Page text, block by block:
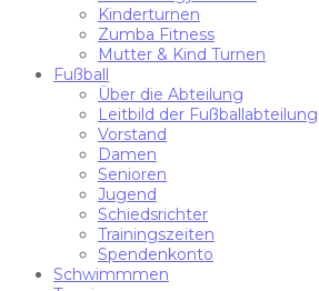
Kinderturnen
Zumba Fitness
Mutter & Kind Turnen
Fußball
Über die Abteilung
Leitbild der Fußballabteilung
Vorstand
Damen
Senioren
Jugend
Schiedsrichter
Trainingszeiten
Spendenkonto
Schwimmmen